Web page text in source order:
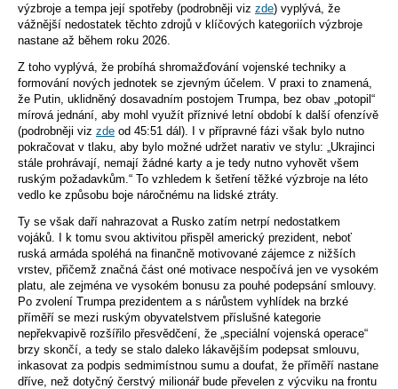
výzbroje a tempa její spotřeby (podrobněji viz zde) vyplývá, že
vážnější nedostatek těchto zdrojů v klíčových kategoriích výzbroje
nastane až během roku 2026.
Z toho vyplývá, že probíhá shromažďování vojenské techniky a
formování nových jednotek se zjevným účelem. V praxi to znamená,
že Putin, uklidněný dosavadním postojem Trumpa, bez obav „potopil“
mírová jednání, aby mohl využít příznivé letní období k další ofenzívě
(podrobněji viz zde od 45:51 dál). I v přípravné fázi však bylo nutno
pokračovat v tlaku, aby bylo možné udržet narativ ve stylu: „Ukrajinci
stále prohrávají, nemají žádné karty a je tedy nutno vyhovět všem
ruským požadavkům.“ To vzhledem k šetření těžké výzbroje na léto
vedlo ke způsobu boje náročnému na lidské ztráty.
Ty se však daří nahrazovat a Rusko zatím netrpí nedostatkem
vojáků. I k tomu svou aktivitou přispěl americký prezident, neboť
ruská armáda spoléhá na finančně motivované zájemce z nižších
vrstev, přičemž značná část oné motivace nespočívá jen ve vysokém
platu, ale zejména ve vysokém bonusu za pouhé podepsání smlouvy.
Po zvolení Trumpa prezidentem a s nárůstem vyhlídek na brzké
příměří se mezi ruským obyvatelstvem příslušné kategorie
nepřekvapivě rozšířilo přesvědčení, že „speciální vojenská operace“
brzy skončí, a tedy se stalo daleko lákavějším podepsat smlouvu,
inkasovat za podpis sedmimístnou sumu a doufat, že příměří nastane
dříve, než dotyčný čerstvý milionář bude převelen z výcviku na frontu